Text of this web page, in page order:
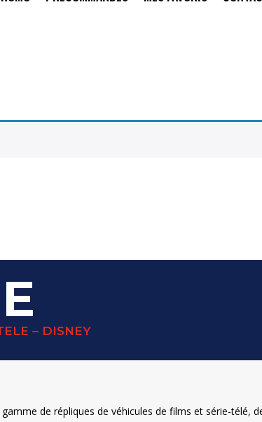
– DISNEY
de répliques de véhicules de films et série-télé,